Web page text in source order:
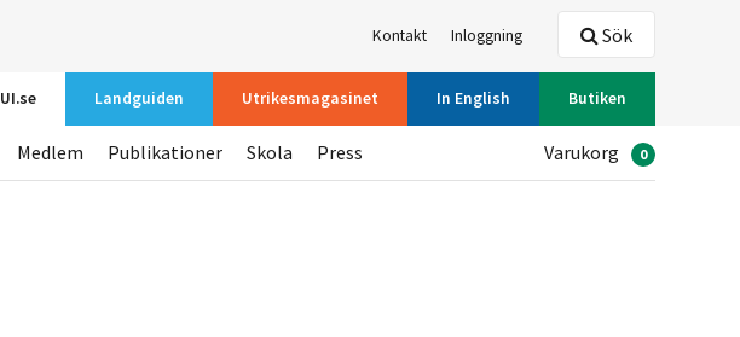
Kontakt Inloggning
UI.se Landguiden Utrikesmagasinet In English Butiken
Sök
Medlem Publikationer Skola Press Varukorg 0